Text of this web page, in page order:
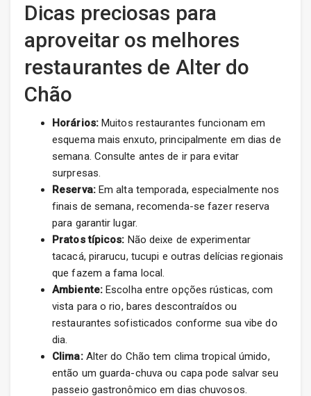
Dicas preciosas para
aproveitar os melhores
restaurantes de Alter do
Chão
Horários:Muitos restaurantes funcionam em
esquema mais enxuto, principalmente em dias de
semana. Consulte antes de ir para evitar
surpresas.
Reserva:Em alta temporada, especialmente nos
finais de semana, recomenda-se fazer reserva
para garantir lugar.
Pratos típicos: Não deixe de experimentar
tacacá, pirarucu, tucupi e outras delícias regionais
que fazem a fama local.
Ambiente:Escolha entre opções rústicas, com
vista para o rio, bares descontraídos ou
restaurantes sofisticados conforme sua vibe do
dia.
Clima:Alter do Chão tem clima tropical úmido,
então um guarda-chuva ou capa pode salvar seu
passeio gastronômico em dias chuvosos.